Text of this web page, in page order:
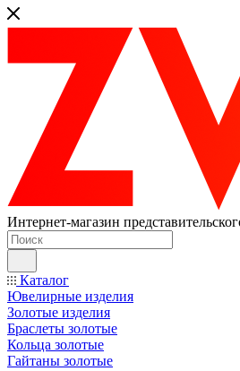
Интернет-магазин
Каталог
Ювелирные изделия
Золотые изделия
Браслеты золотые
Кольца золотые
Гайтаны золотые